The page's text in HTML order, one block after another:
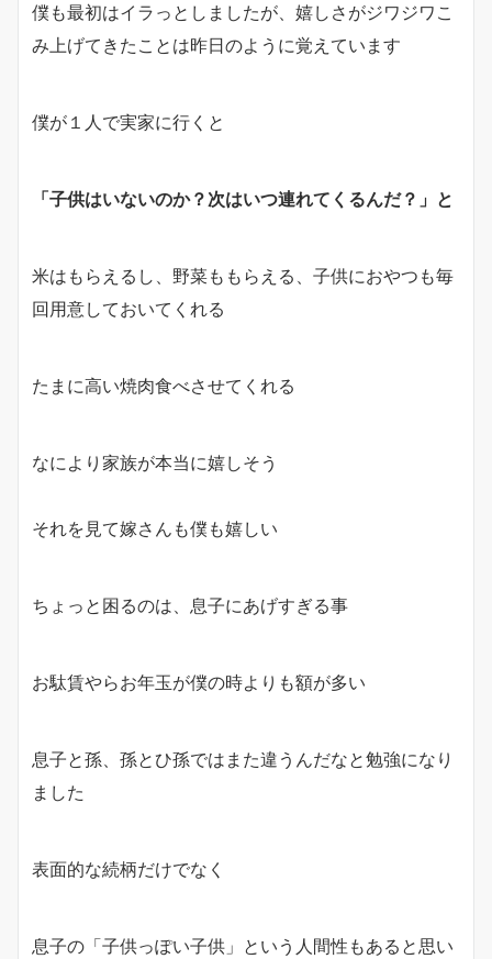
僕も最初はイラっとしましたが、嬉しさがジワジワこ
み上げてきたことは昨日のように覚えています
僕が１人で実家に行くと
「子供はいないのか？次はいつ連れてくるんだ？」と
米はもらえるし、野菜ももらえる、子供におやつも毎
回用意しておいてくれる
たまに高い焼肉食べさせてくれる
なにより家族が本当に嬉しそう
それを見て嫁さんも僕も嬉しい
ちょっと困るのは、息子にあげすぎる事
お駄賃やらお年玉が僕の時よりも額が多い
息子と孫、孫とひ孫ではまた違うんだなと勉強になり
ました
表面的な続柄だけでなく
息子の「子供っぽい子供」という人間性もあると思い